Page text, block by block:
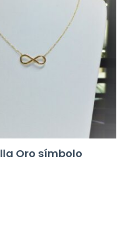
Oro símbolo